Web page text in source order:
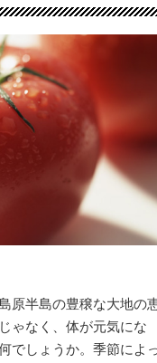
原半島の豊穣な大地の
ゃなく、体が元気にな
でしょうか。季節によ